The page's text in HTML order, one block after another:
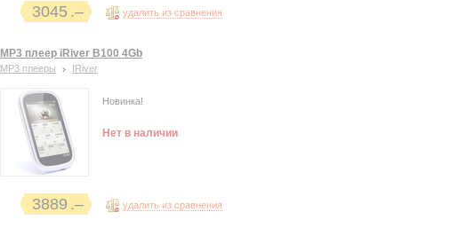
3045 удалить из сравнения
MP3 плеер iRiver B100 4Gb
MP3 плееры IRiver
Новинка!
Нет в наличии
3889 удалить из сравнения